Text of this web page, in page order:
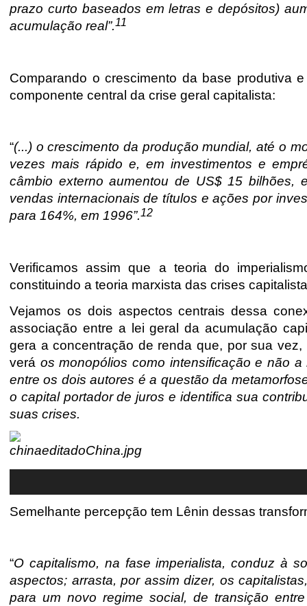
prazo curto baseados em letras e depósitos)
acumulação real”.11
Comparando o crescimento da base produtiva
componente central da crise geral capitalista:
“(...) o crescimento da produção mundial, até o
vezes mais rápido e, em investimentos e
câmbio externo aumentou de US$ 15 bilhões,
vendas internacionais de títulos e ações por
para 164%, em 1996”.12
Verificamos assim que a teoria do
constituindo a teoria marxista das crises
Vejamos os dois aspectos centrais dessa
associação entre a lei geral da acumulação
gera aconcentração de renda que, por sua
verá os monopólios como intensificação e não
entre os dois autores é a questão da
o capital portador de juros e identifica sua
suas crises.
Semelhante percepção tem Lênin dessas
“O capitalismo, na fase imperialista, conduz à
aspectos; arrasta, por assim dizer, os
para um novo regime social, de transição